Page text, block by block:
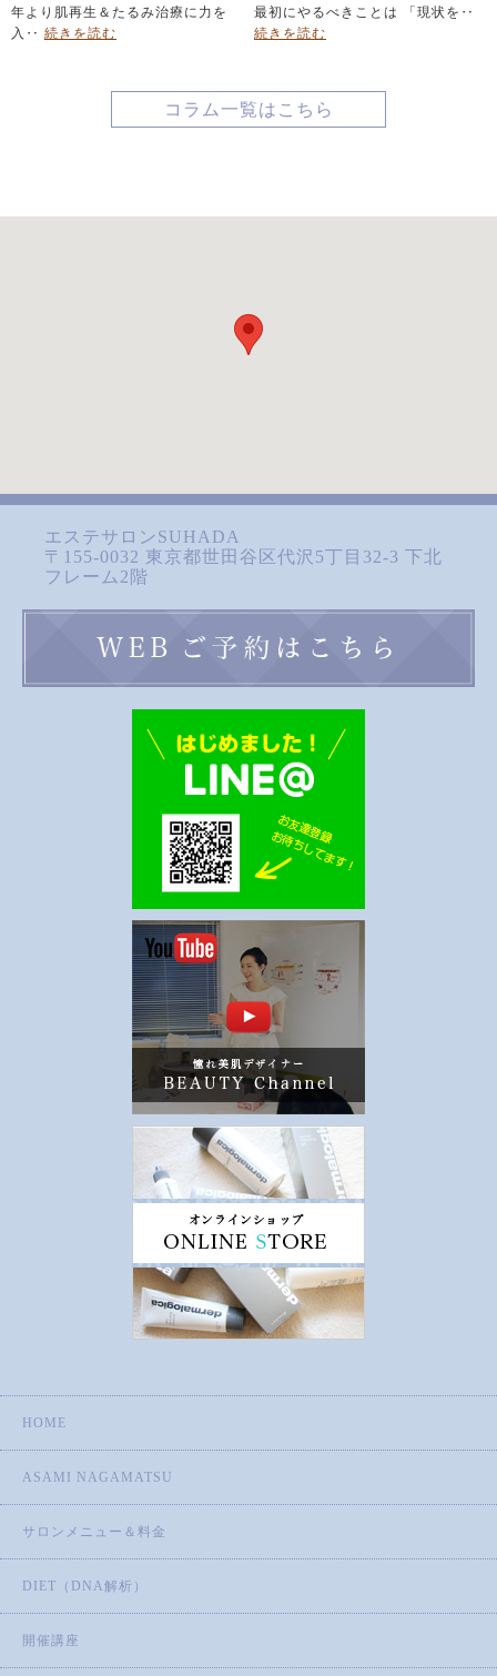
年より肌再生＆たるみ治療に力を
入‥ 続きを読む
最初にやるべきことは 「現状を‥
続きを読む
お客様の肌に負担をかけない！安全
って何？危険なの？
この記事を読むにあたり 大前提と
大事な人へのギフトはいかが
ベトナム・ハノイ おすすめ
続きを読む
年末の特別コース《Beauty
日頃ご贔屓ににてくださっている V
IPのお客様限定の特別メニューの
BEAUTY TIPS
ホットストーンセラピーとそ
の魅力について
ホットストーン（hot stone）は、
熱して温かくした石を使用す‥
きを読む
コラム一覧はこちら
エステサロンSUHADA
〒155-0032 東京都世田谷区代沢5丁目32-3 下北
フレーム2階
HOME
ASAMI NAGAMATSU
サロンメニュー＆料金
DIET（DNA解析）
開催講座